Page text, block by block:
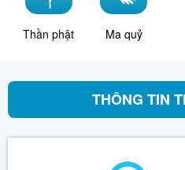
Thần phật Ma quỷ
THÔNG TIN